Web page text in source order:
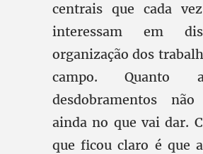
centrais que cada
interessam em
organização dos
campo. Quanto
desdobramentos
ainda no que vai dar.
que ficou claro é que